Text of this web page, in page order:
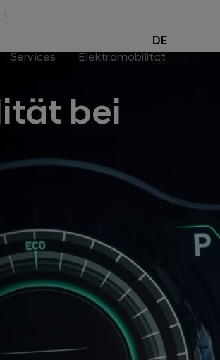
Services Elektromobilität
DE
bei